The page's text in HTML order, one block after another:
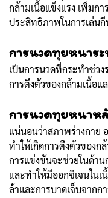
กล้ามเนื้อแข็งแรง เพิ่มก
ประสิทธิภาพในการเล่น
การนวดทุยหนาระ
เป็นการนวดที่กระทำช่ว
การตึงตัวของกล้ามเนื้อแ
การนวดทุยหนาห
แน่นอนว่าสภาพร่างกาย
ทำให้เกิดการตึงตัวของก
การแข่งขันจะช่วยในด้าน
และทำให้มีออกซิเจนในเ
ล้าและการบาดเจ็บจากก